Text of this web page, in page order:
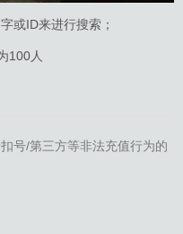
或ID来进行搜索；
100人
号/第三方等非法充值行为的